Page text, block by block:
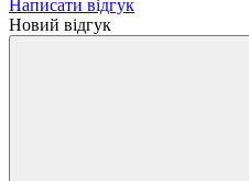
Написати відгук
Новий відгук